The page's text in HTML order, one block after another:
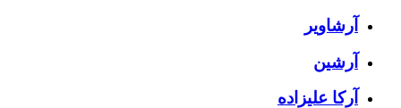
آرشاویر
آرشین
آرکا علیزاده